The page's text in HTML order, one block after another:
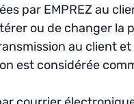
par EMPREZ au
ou de changer
au client et
est considérée